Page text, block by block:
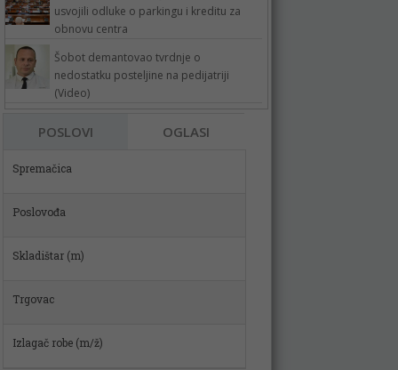
usvojili odluke o parkingu i kreditu za
obnovu centra
Šobot demantovao tvrdnje o
nedostatku posteljine na pedijatriji
(Video)
POSLOVI OGLASI
Poslovođa
Skladištar (m)
Trgovac
Izlagač robe (m/ž)
Fakturist (m-ž)